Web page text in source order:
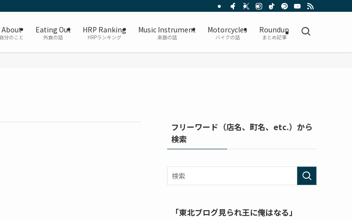
About
自分のこと
Eating Out
外食の話
HRP Ranking
HRPランキング
Music Instrument
楽器の話
Motorcycles
バイクの話
Roundup
まとめ記事
フリーワード（店名、町名、etc.）から
検索
「東北ブログ見られ王に俺はなる」